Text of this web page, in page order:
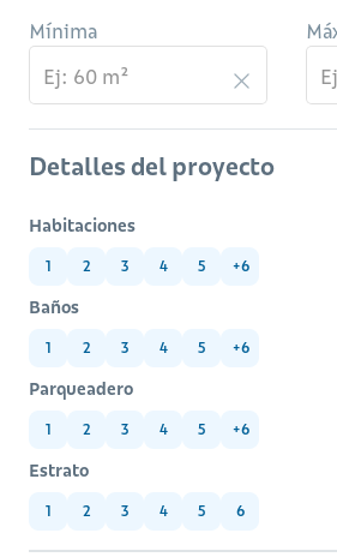
Mínima
Detalles del proyecto
Habitaciones
1 2 3 4 5 +6
Baños
1 2 3 4 5 +6
Parqueadero
1 2 3 4 5 +6
Estrato
1 2 3 4 5 6